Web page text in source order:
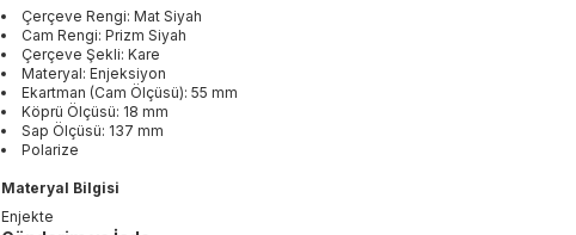
Çerçeve Rengi: Mat Siyah
Cam Rengi: Prizm Siyah
Çerçeve Şekli: Kare
Materyal: Enjeksiyon
Ekartman (Cam Ölçüsü): 55 mm
Köprü Ölçüsü: 18 mm
Sap Ölçüsü: 137 mm
Polarize
Materyal Bilgisi
Enjekte